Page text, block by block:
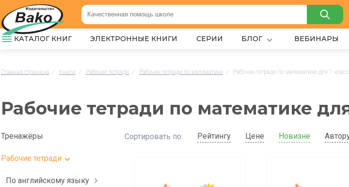
КАТАЛОГ КНИГ ЭЛЕКТРОННЫЕ КНИГИ СЕРИИ БЛОГ ВЕБИНАРЫ
Главная страница / Книги / Рабочие тетради / Рабочие тетради по математике / Рабочие тетради по математике для 1
Рабочие тетради по математике
Тренажёры
Рабочие тетради
По английскому языку
Сортировать по: Рейтингу Цене Новизне